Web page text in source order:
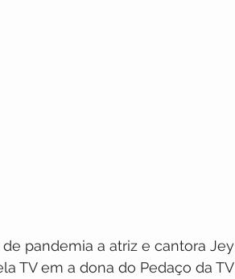
pandemia a atriz e cantora
TV em a dona do Pedaço da